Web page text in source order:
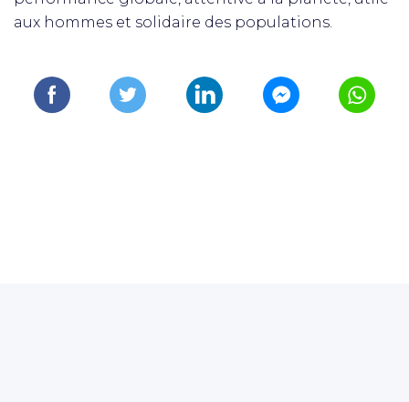
aux hommes et solidaire des populations.